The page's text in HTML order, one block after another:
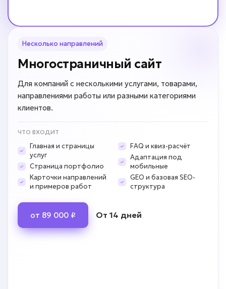
Несколько направлений
Многостраничный сайт
Для компаний с несколькими услугами, товарами,
направлениями работы или разными категориями
клиентов.
ЧТО ВХОДИТ
Главная и страницы
услуг
Страница портфолио
Карточки направлений
и примеров работ
FAQ и квиз-расчёт
Адаптация под
мобильные
GEO и базовая SEO-
структура
от 89 000 ₽ От 14 дней